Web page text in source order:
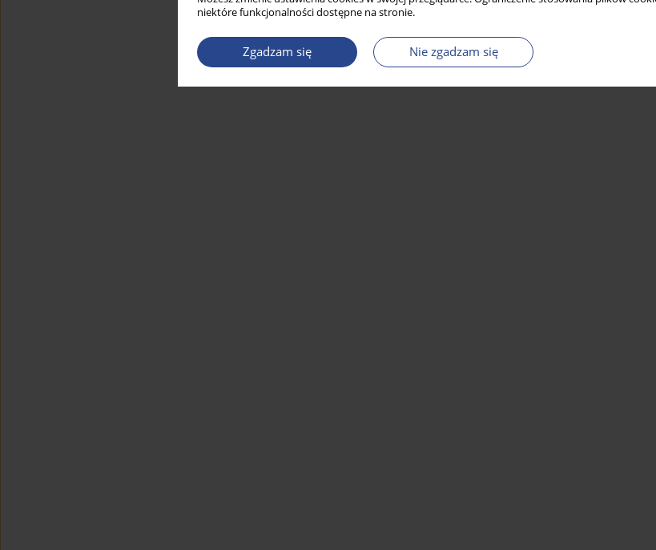
niektóre funkcjonalności dostępne na stronie.
Zgadzam się Nie zgadzam się